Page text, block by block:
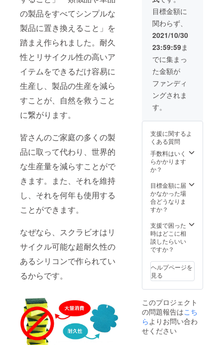
の製品をすべてシンプルな
製品に置き換えること」を
踏まえ作られました。耐久
性とリサイクル性の高いア
イテムをできるだけ容易に
生産し、製品の生産を減ら
すことが、自然を救うこと
に繋がります。
皆さんのご家庭の多くの製
品に取って代わり、世界的
な生産量を減らすことがで
きます。また、それを維持
し、それを何年も使用する
ことができます。
なぜなら、スクラビオはリ
サイクル可能な超耐久性の
あるシリコンで作られてい
るからです。
を2個お
選びく
ださ
い。 ※
製造状
況によ
り出荷
時期が
遅れる
場合、
早急に
ご連絡
ト （ブ
ルー、
グリー
ン、
レッ
ド、ブ
ラッ
ク） ※
注：カ
ラーの
組み合
わせは
せん
ブ
ルー、
グリー
ン、
レッ
ラック
の4色が
入った
セット
ます 材
料費 価
格高騰
のため
最後の
割引と
なりま
す!! ※製
により
出荷時
期が遅
れる場
合、早
目標金額に
関わらず、
2021/10/30
23:59:59ま
でに集まっ
た金額が
ファンディ
ングされま
す。
支援に関するよ
くある質問
手数料はいく
らかかります
か？
目標金額に届
かなかった場
合どうなりま
すか？
支援で困った
時はどこに相
談したらいい
ですか？
ヘルプページを
見る
このプロジェクト
の問題報告はこち
らよりお問い合わ
せください